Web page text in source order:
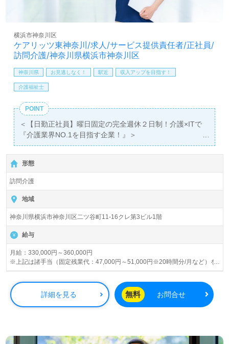
全国の求人ご紹介！医療/福祉業界の正社員/パート仕事探
しは【ウィルオブ介護】＊求人情報収集、将来的に検討の
方も遠慮なく＊
LINE、メール、お電話などご希望に応じてお問い合わせ/ご
料サービスをご利用いただけます。＜非公開求人も取扱い
あり！＞"転職支援"のプロと一緒に転職活動！お問い合わ
ケアリッツ東神奈川/求人/サービス提供責任者/正社員/
訪問介護/神奈川県横浜市神奈川区
横浜市神奈川区
神奈川県 お見逃しなく！ 駅近 収入アップを目指す！
介護福祉士
POINT
＜【日勤正社員】曜日固定の完全週休２日制！介護×ITで
『介護業界NO.1を目指す企業！』＞
◎サービス提供責任者/正社員募集◎
【月給330,000円～360,000円 /賞与2回】＊国家資格介護
福祉士有資格者向け求人＊『東神奈川駅』徒歩5分。
『ケアリッツ東神奈川』株式会社ケアリッツ・アンド・パ
ートナーズ Careritz & Partners, Inc.（本社：東京都新宿
区）様の運営です。正社員2,991名以上（2024.11月現
在）。宮城県、東京都、神奈川県、千葉県、埼玉県、愛知
県、山梨県、大阪府を中心に訪問介護、通所介護、短期入
デンシャル、トラベル事業を展開。IT技術を活用して介護
業界NO.1を目指す注目の企業様です。
◎ご利用者様の笑顔がやりがいに！『ケアリッツ品質』で
プロフェッショナル訪問介護を実現される事業所様！◎
看護助手や介護職経験をベースにサービス提供責任者経験
画の作成、ご利用者・ご家族との面談、ケアマネジャーと
形態
訪問介護
地域
神奈川県横浜市神奈川区二ツ谷町11-16クレ第3ビル1階
給与
月給：330,000円～360,000円
※上記は諸手当（固定残業代：47,000円～51,000円※20時間分/月など）を
含めた総支給額です。
【別途支給手当】
時間外手当
介護福祉士手当（15000円）
詳細を見る 無料 お問合せ